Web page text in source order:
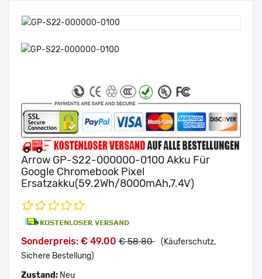
Arrow GP-S22-000000-0100 Akku Für
Google Chromebook Pixel
Ersatzakku(59.2Wh/8000mAh,7.4V)
Sonderpreis: € 49.00 € 58.80 (Käuferschutz,
Sichere Bestellung)
Zustand: Neu